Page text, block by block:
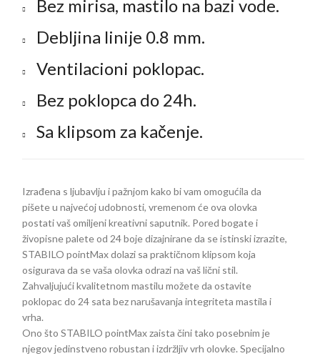
Bez mirisa, mastilo na bazi vode.
Debljina linije 0.8 mm.
Ventilacioni poklopac.
Bez poklopca do 24h.
Sa klipsom za kačenje.
Izrađena s ljubavlju i pažnjom kako bi vam omogućila da
pišete u najvećoj udobnosti, vremenom će ova olovka
postati vaš omiljeni kreativni saputnik. Pored bogate i
živopisne palete od 24 boje dizajnirane da se istinski izrazite,
STABILO pointMax dolazi sa praktičnom klipsom koja
osigurava da se vaša olovka odrazi na vaš lični stil.
Zahvaljujući kvalitetnom mastilu možete da ostavite
poklopac do 24 sata bez narušavanja integriteta mastila i
vrha.
Ono što STABILO pointMax zaista čini tako posebnim je
njegov jedinstveno robustan i izdržljiv vrh olovke. Specijalno